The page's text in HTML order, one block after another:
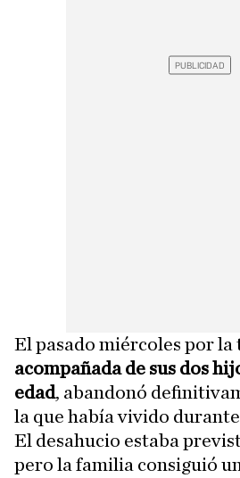
El pasado miércoles por la
acompañada de sus dos
edad, abandonó
la que había vivido durante
El desahucio estaba
pero la familia consiguió